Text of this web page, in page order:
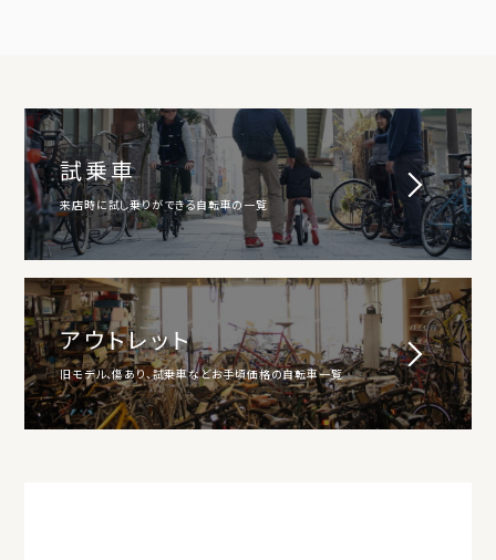
試乗車
来店時に試し乗りができる自転車の一覧
アウトレット
旧モデル、傷あり、試乗車などお手頃価格の自転車一覧